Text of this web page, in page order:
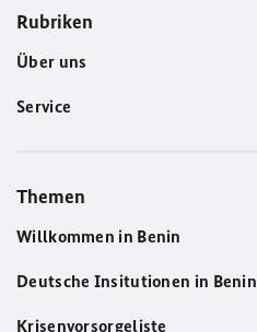
Rubriken
Über uns
Service
Themen
Willkommen in Benin
Deutsche Insitutionen in Benin
Krisenvorsorgeliste